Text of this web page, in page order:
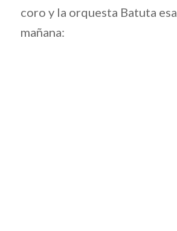
coro y la orquesta Batuta
mañana: